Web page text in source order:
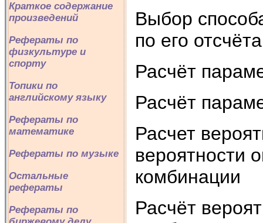
Краткое содержание
произведений
Рефераты по
физкультуре и
спорту
Топики по
английскому языку
Рефераты по
математике
Рефераты по музыке
Остальные
рефераты
Рефераты по
Выбор
по его
Расчёт
Расчёт
Расчет
вероятности
комбинации
Расчёт